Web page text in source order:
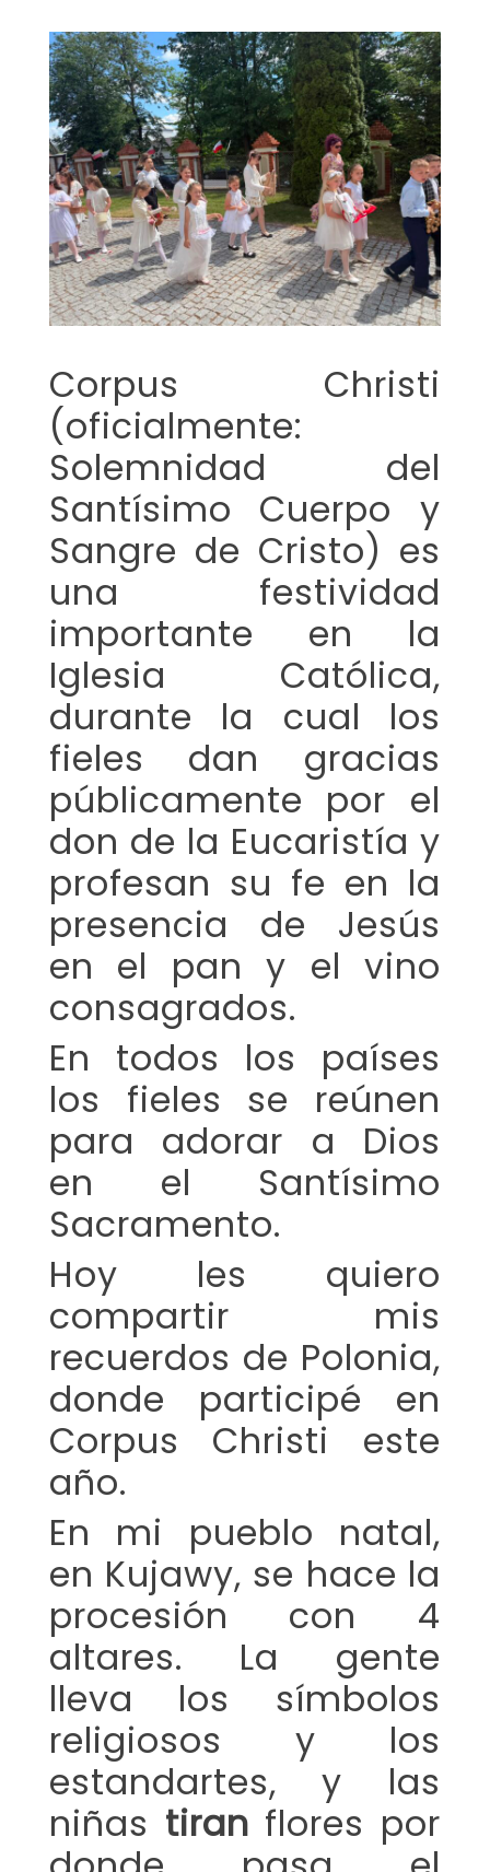
Corpus Christi
(oficialmente:
Solemnidad del
Santísimo Cuerpo y
Sangre de Cristo) es
una festividad
importante en la
Iglesia Católica,
durante la cual los
fieles dan gracias
públicamente por el
don de la Eucaristía y
profesan su fe en la
presencia de Jesús
en el pan y el vino
consagrados.
En todos los países
los fieles se reúnen
para adorar a Dios
en el Santísimo
Sacramento.
Hoy les quiero
compartir mis
recuerdos de Polonia,
donde participé en
Corpus Christi este
año.
En mi pueblo natal,
en Kujawy, se hace la
procesión con 4
altares. La gente
lleva los símbolos
religiosos y los
estandartes, y las
niñas tiran flores por